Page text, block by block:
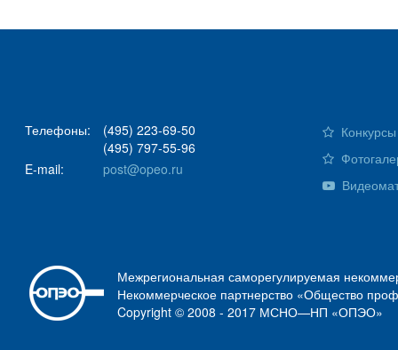
Телефоны:
(495) 223-69-50
(495) 797-55-96
E-mail:
post@opeo.ru
Межрегиональная саморегулируемая
Некоммерческое партнерство «Общество
Copyright © 2008 - 2017 МСНО—НП «ОПЭО»